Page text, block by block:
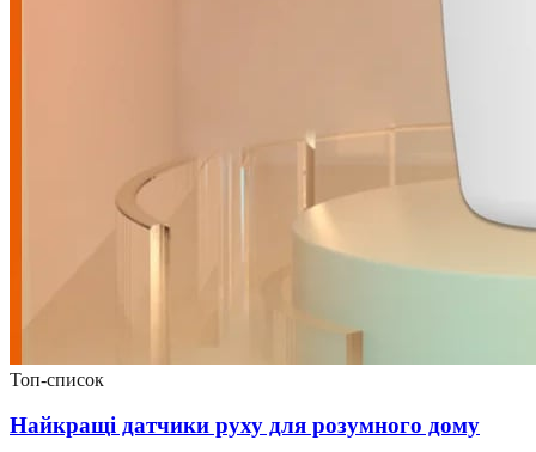
Топ-список
Найкращі датчики руху для розумного дому